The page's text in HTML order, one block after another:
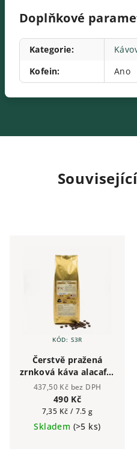
Doplňkové
Kategorie:
Kofein: Ano
Čerstvě pražená
zrnková káva alacaffé
GOLD 500g | Česká
pražírna
437,50 Kč bez DPH
490 Kč
Měrná
cena:
7,35 Kč / 7.5 g
Skladem (>5 ks)
KÓD: S3R